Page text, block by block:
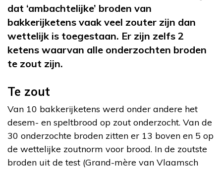
dat ‘ambachtelijke’ broden van
bakkerijketens vaak veel zouter zijn dan
wettelijk is toegestaan. Er zijn zelfs 2
ketens waarvan alle onderzochten broden
te zout zijn.
Te zout
Van 10 bakkerijketens werd onder andere het
desem- en speltbrood op zout onderzocht. Van de
30 onderzochte broden zitten er 13 boven en 5 op
de wettelijke zoutnorm voor brood. In de zoutste
broden uit de test (Grand-mère van Vlaamsch